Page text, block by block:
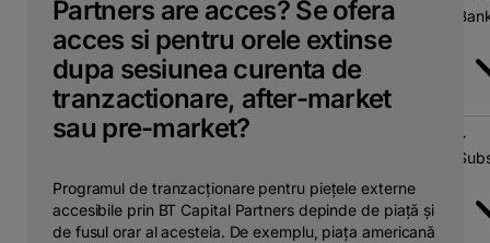
Partners are acces? Se ofera
acces si pentru orele extinse
dupa sesiunea curenta de
tranzactionare, after-market
sau pre-market?
Programul de tranzacționare pentru piețele externe
accesibile prin BT Capital Partners depinde de piață și
de fusul orar al acesteia. De exemplu, piața americană